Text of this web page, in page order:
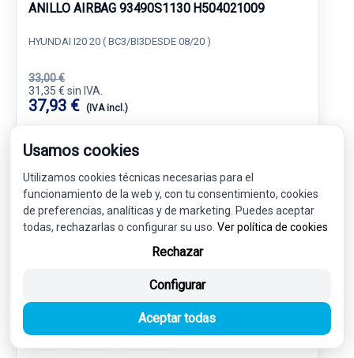
ANILLO AIRBAG 93490S1130 H504021009
HYUNDAI I20 20 ( BC3/BI3DESDE 08/20 )
33,00 €
31,35 € sin IVA.
37,93 € (IVA incl.)
Ref: 6898133
-5% USADO NOVEDAD
Usamos cookies
Utilizamos cookies técnicas necesarias para el
funcionamiento de la web y, con tu consentimiento, cookies
de preferencias, analíticas y de marketing. Puedes aceptar
todas, rechazarlas o configurar su uso. Ver política de cookies
Rechazar
Configurar
Aceptar todas